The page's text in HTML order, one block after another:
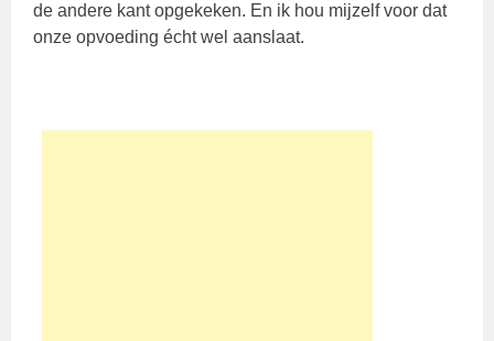
de andere kant opgekeken. En ik hou mijzelf voor dat
onze opvoeding écht wel aanslaat.